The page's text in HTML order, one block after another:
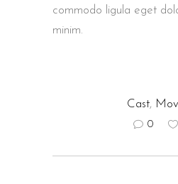
commodo ligula eget
minim.
Cast,
0